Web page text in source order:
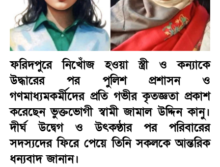
ফরিদপুরে নিখোঁজ হওয়া স্ত্রী ও কন্যাকে
উদ্ধারের পর পুলিশ প্রশাসন ও
গণমাধ্যমকর্মীদের প্রতি গভীর কৃতজ্ঞতা প্রকাশ
করেছেন ভুক্তভোগী স্বামী জামাল উদ্দিন কানু।
দীর্ঘ উদ্বেগ ও উৎকণ্ঠার পর পরিবারের
সদস্যদের ফিরে পেয়ে তিনি সকলকে আন্তরিক
ধন্যবাদ জানান।